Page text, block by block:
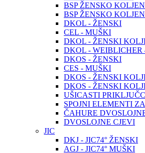
BSP ŽENSKO
BSP ŽENSKO
DKOL - ŽENSKI
CEL - MUŠKI
DKOL - ŽENSKI
DKOL - WEIBLICHER
DKOS - ŽENSKI
CES - MUŠKI
DKOS - ŽENSKI
DKOS - ŽENSKI
UŠICASTI
SPOJNI ELEMENTI
ČAHURE
DVOSLOJNE CJEVI
JIC
DKJ - JIC74° ŽENSKI
AGJ - JIC74° MUŠKI